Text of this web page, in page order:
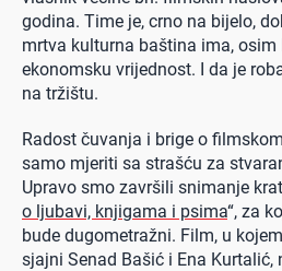
godina. Time je, crno na bijelo,
mrtva kulturna baština ima, osim
ekonomsku vrijednost. I da je
na tržištu.
Radost čuvanja i brige o
samo mjeriti sa strašću za
Upravo smo završili snimanje
o ljubavi, knjigama i psima“, za
bude dugometražni. Film, u
sjajni Senad Bašić i Ena Kurtalić,